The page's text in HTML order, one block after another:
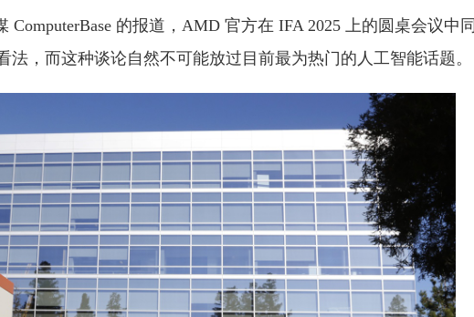
ComputerBase 的报道，AMD 官方在 IFA 2025 上的圆桌会议中同
法，而这种谈论自然不可能放过目前最为热门的人工智能话题。